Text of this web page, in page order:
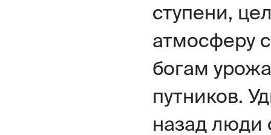
ступени,
атмосферу
богам
путников.
назад люди